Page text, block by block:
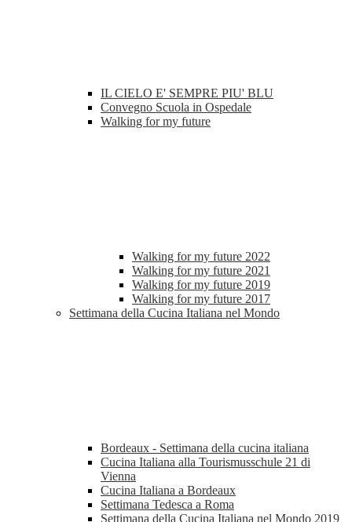
IL CIELO E' SEMPRE PIU' BLU
Convegno Scuola in Ospedale
Walking for my future
Walking for my future 2022
Walking for my future 2021
Walking for my future 2019
Walking for my future 2017
Settimana della Cucina Italiana nel Mondo
Bordeaux - Settimana della cucina italiana
Cucina Italiana alla Tourismusschule 21 di
Vienna
Cucina Italiana a Bordeaux
Settimana Tedesca a Roma
Settimana della Cucina Italiana nel Mondo 2019